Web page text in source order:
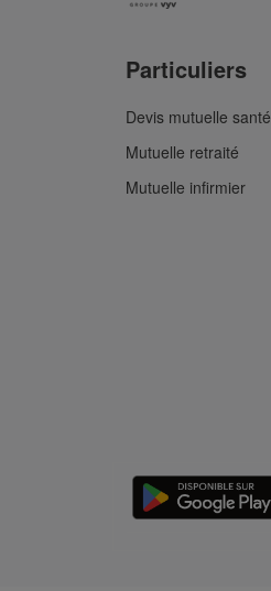
Particuliers
Devis mutuelle santé
Mutuelle retraité
Mutuelle infirmier